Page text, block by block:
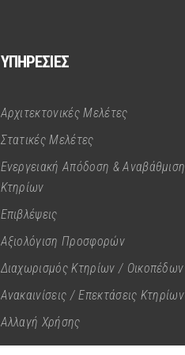
ΥΠΗΡΕΣΙΕΣ
Αρχιτεκτονικές Μελέτες
Στατικές Μελέτες
Ενεργειακή Απόδοση & Αναβάθμιση
Κτηρίων
Επιβλέψεις
Αξιολόγιση Προσφορών
Διαχωρισμός Κτηρίων / Οικοπέδων
Ανακαινίσεις / Επεκτάσεις Κτηρίων
Αλλαγή Χρήσης